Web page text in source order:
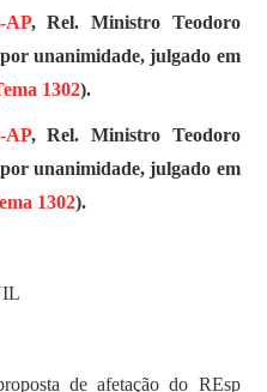
AP, Rel. Ministro Teodoro
unanimidade, julgado em
1302).
AP, Rel. Ministro Teodoro
unanimidade, julgado em
1302).
de afetação do REsp